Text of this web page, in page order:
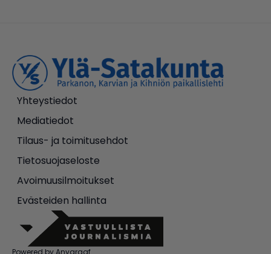
Yhteystiedot
Mediatiedot
Tilaus- ja toimitusehdot
Tietosuojaseloste
Avoimuusilmoitukset
Evästeiden hallinta
Powered by Anygraaf